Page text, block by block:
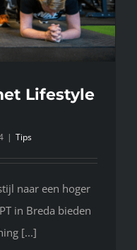
Lifestyle
| Tips
naar een hoger
in Breda bieden
[...]